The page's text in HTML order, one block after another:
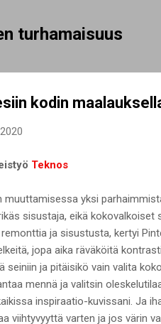
turhamaisuus
kodin
Teknos
muuttamisessa yksi
sisustaja, eikä
ja sisustusta, kertyi
jopa aika räväköitä
seiniin ja pitäisikö vain valita
mennä ja valitsin
inspiraatio-kuvissani. Ja
viihtyvyyttä varten ja jos värin